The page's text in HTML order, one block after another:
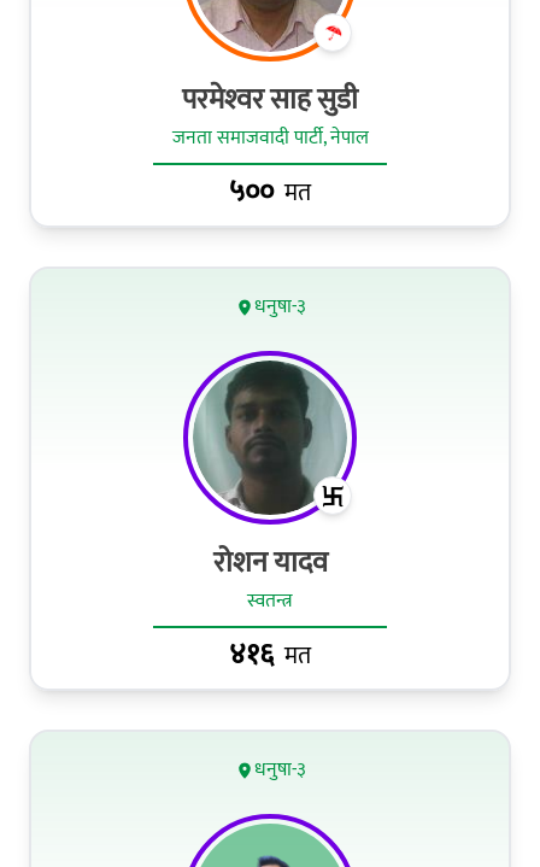
परमेश्‍वर साह सुडी
जनता समाजवादी पार्टी, नेपाल
५०० मत
धनुषा-३
रोशन यादव
स्वतन्त्र
४१६ मत
धनुषा-३